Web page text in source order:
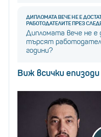
ДИПЛОМАТА ВЕЧЕ НЕ Е
РАБОТОДАТЕЛИТЕ ПРЕЗ
Дипломата вече не
търсят
години?
Виж всички епизоди